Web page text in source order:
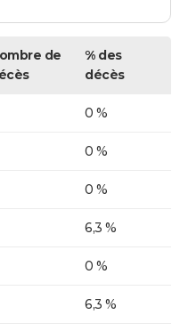
de
% des
décès
0 %
0 %
0 %
6,3 %
0 %
6,3 %